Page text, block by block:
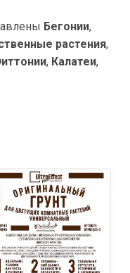
Бегонии,
растения,
, Калатеи,